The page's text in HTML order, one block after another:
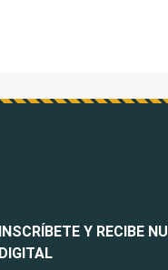
INSCRÍBETE Y RECIBE
DIGITAL